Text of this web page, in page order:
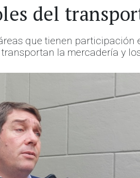
del
que tienen
la mercadería y